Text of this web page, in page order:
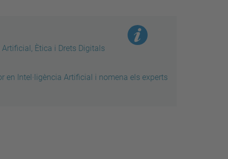
Ètica i Drets Digitals
en Intel·ligència Artificial i nomena els experts